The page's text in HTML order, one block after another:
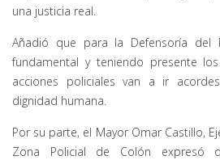
una justicia real.
Añadió que para la Defensoría del
fundamental y teniendo presente
acciones policiales van a ir
dignidad humana.
Por su parte, el Mayor Omar Castillo,
Zona Policial de Colón expresó